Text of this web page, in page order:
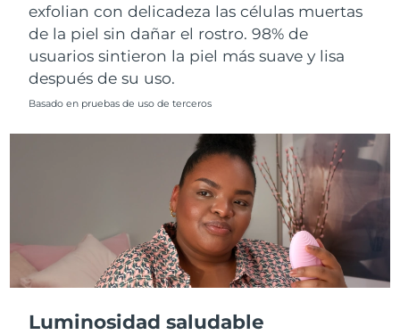
exfolian con delicadeza las células muertas
de la piel sin dañar el rostro. 98% de
usuarios sintieron la piel más suave y lisa
después de su uso.
Basado en pruebas de uso de terceros
Luminosidad saludable